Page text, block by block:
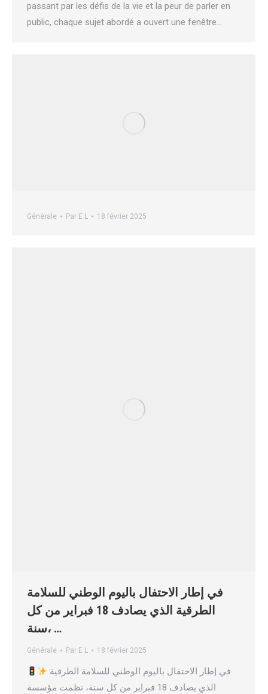
passant par les défis de la vie et la peur de parler en
public, chaque sujet abordé a ouvert une fenêtre…
Générale Par E L 18 février 2025
في إطار الاحتفال باليوم الوطني للسلامة
الطرقية الذي يصادف 18 فبراير من كل
سنة، …
Générale Par E L 18 février 2025
الذي يصادف 18 فبراير من كل سنة، نظمت مؤسسة